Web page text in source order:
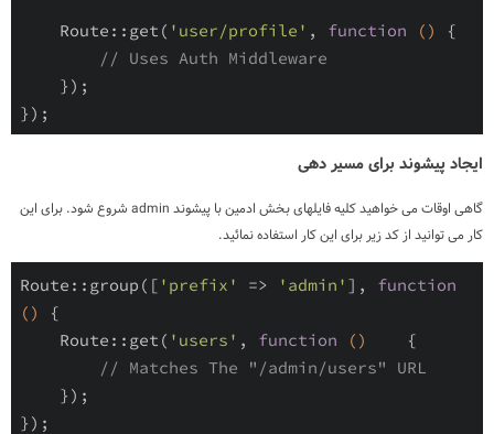
Route :: get ( 'user/profile' , function ( )
{
// Uses Auth Middleware
} ) ;
} ) ;
ایجاد پیشوند برای مسیر دهی
گاهی اوقات می خواهید کلیه فایلهای بخش ادمین با پیشوند admin شروع شود. برای این
کار می توانید از کد زیر برای این کار استفاده نمائید.
Route :: group ( [ 'prefix' => 'admin' ] ,
function
( )
{
Route :: get ( 'users' , function ( )
{
// Matches The "/admin/users" URL
} ) ;
} ) ;